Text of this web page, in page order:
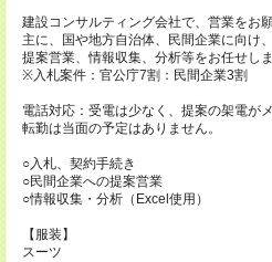
建設コンサルティング会社で、営業をお願
主に、国や地方自治体、民間企業に向け
提案営業、情報収集、分析等をお任せしま
※入札案件：官公庁7割：民間企業3割
電話対応：受電は少なく、提案の架電が
転勤は当面の予定はありません。
○入札、契約手続き
○民間企業への提案営業
○情報収集・分析（Excel使用）
【服装】
スーツ